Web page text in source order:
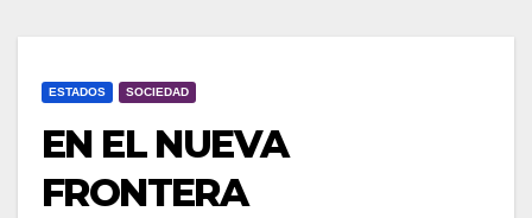
ESTADOS SOCIEDAD
EN EL NUEVA
FRONTERA